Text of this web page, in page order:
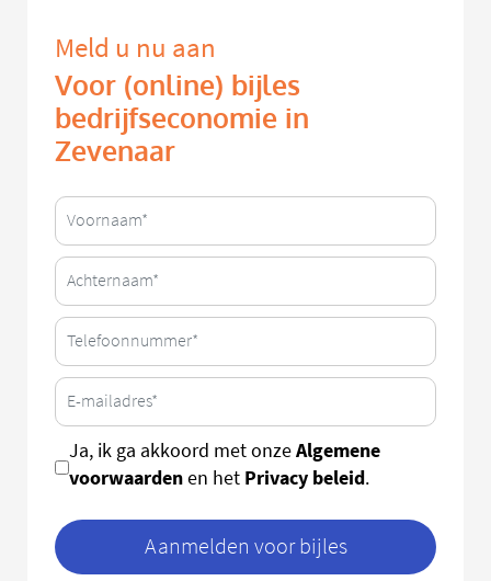
Meld u nu aan
Voor (online) bijles
bedrijfseconomie in
Zevenaar
Ja, ik ga akkoord met onzeAlgemene
voorwaardenen het Privacy beleid.
Aanmelden voor bijles